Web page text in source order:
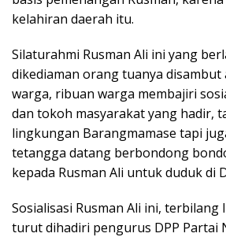
kelahiran daerah itu.
Silaturahmi Rusman Ali ini yang
dikediaman orang tuanya disambut
warga, ribuan warga membajiri
dan tokoh masyarakat yang hadir,
lingkungan Barangmamase tapi
tetangga datang berbondong
kepada Rusman Ali untuk duduk di
Sosialisasi Rusman Ali ini, terbilang
turut dihadiri pengurus DPP Partai